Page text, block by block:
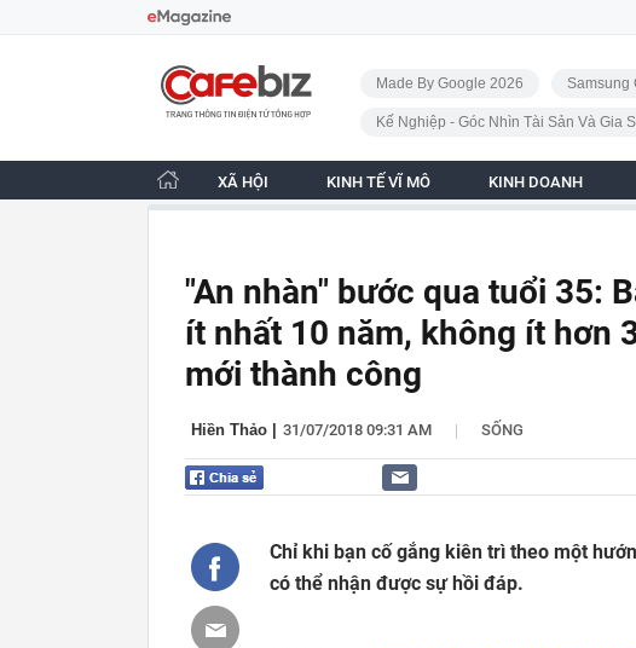
CafeBiz - Trang chủ
Made By Google 2026 Samsung
Kế Nghiệp - Góc Nhìn Tài Sản Và Gia
XÃ HỘI KINH TẾ VĨ MÔ KINH DOANH
"An nhàn" bước qua tuổi 35:
ít nhất 10 năm, không ít hơn
mới thành công
Hiền Thảo 31/07/2018 09:31 AM | SỐNG
Chỉ khi bạn cố gắng kiên trì theo một
có thể nhận được sự hồi đáp.